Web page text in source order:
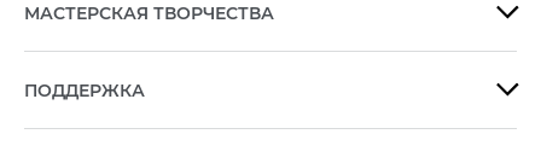
МАСТЕРСКАЯ ТВОРЧЕСТВА 
ПОДДЕРЖКА 